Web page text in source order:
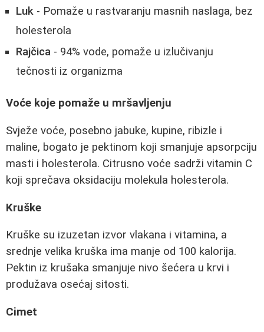
Luk - Pomaže u rastvaranju masnih naslaga, bez
holesterola
Rajčica - 94% vode, pomaže u izlučivanju
tečnosti iz organizma
Voće koje pomaže u mršavljenju
Svježe voće, posebno jabuke, kupine, ribizle i
maline, bogato je pektinom koji smanjuje apsorpciju
masti i holesterola. Citrusno voće sadrži vitamin C
koji sprečava oksidaciju molekula holesterola.
Kruške
Kruške su izuzetan izvor vlakana i vitamina, a
srednje velika kruška ima manje od 100 kalorija.
Pektin iz krušaka smanjuje nivo šećera u krvi i
produžava osećaj sitosti.
Cimet